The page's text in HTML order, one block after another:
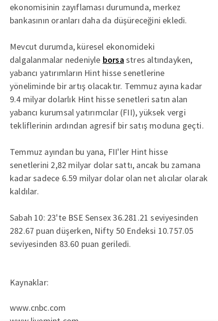
ekonomisinin zayıflaması durumunda, merkez
bankasının oranları daha da düşüreceğini ekledi.
Mevcut durumda, küresel ekonomideki
dalgalanmalar nedeniyle borsastres altındayken,
yabancı yatırımların Hint hisse senetlerine
yöneliminde bir artış olacaktır. Temmuz ayına kadar
9.4 milyar dolarlık Hint hisse senetleri satın alan
yabancı kurumsal yatırımcılar (FII), yüksek vergi
tekliflerinin ardından agresif bir satış moduna geçti.
Temmuz ayından bu yana, FII'ler Hint hisse
senetlerini 2,82 milyar dolar sattı, ancak bu zamana
kadar sadece 6.59 milyar dolar olan net alıcılar olarak
kaldılar.
Sabah 10: 23'te BSE Sensex 36.281.21 seviyesinden
282.67 puan düşerken, Nifty 50 Endeksi 10.757.05
seviyesinden 83.60 puan geriledi.
Kaynaklar:
www.cnbc.com